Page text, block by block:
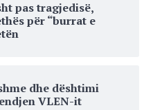
pas tragjedisë,
për “burrat e
dhe dështimi
VLEN-it